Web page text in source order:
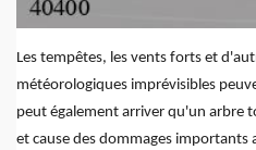
Les tempêtes, les vents forts et
météorologiques imprévisibles
peut également arriver qu'un arbre
et cause des dommages